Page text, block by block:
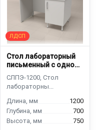
Стол лабораторный
письменный с одной
1200
700
750